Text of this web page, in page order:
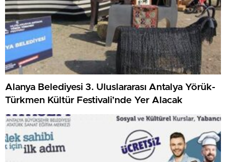
Alanya Belediyesi 3. Uluslararası Antalya Yörük-
Türkmen Kültür Festivali’nde Yer Alacak